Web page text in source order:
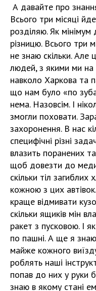
А давайте про
Всього три місяці
розділяю. Як
різницю. Всього три
не знаю скільки. Але
людей, з якими ми на
навколо Харкова та
що нам було «по
нема. Назовсім. І
змогли поховати.
захоронення. В нас
специфічні різні
влазить поранених
щоб довезти до
скільки тіл
кожною з цих
краще відмивати
скільки ящиків мін
ракет з пусковою. І
по пашні. А ще я
майже кожного
роблять наші
попав до них у руки
знаю в якому стані